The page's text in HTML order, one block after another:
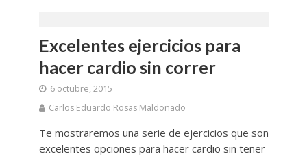
Excelentes ejercicios para
hacer cardio sin correr
6 octubre, 2015
Carlos Eduardo Rosas Maldonado
Te mostraremos una serie de ejercicios que son
excelentes opciones para hacer cardio sin tener